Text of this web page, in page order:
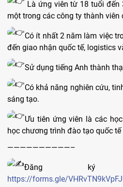
Là ứng viên từ 18 tuổi
một trong các công ty thành viên
Có ít nhất 2 năm làm việc
đến giao nhận quốc tế, logistics
Sử dụng tiếng Anh thành
Có khả năng nghiên cứu,
sáng tạo.
Ưu tiên ứng viên là các
học chương trình đào tạo quốc tế
——————————–
Đăng ký
https://forms.gle/